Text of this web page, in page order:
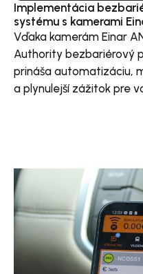
Implementácia
systému s kamerami
Vďaka kamerám Einar
Authority bezbariérový
prináša automatizáciu,
a plynulejší zážitok pre